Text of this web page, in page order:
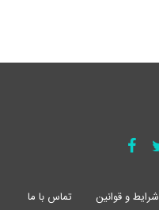
شرایط و قوانین تماس با ما